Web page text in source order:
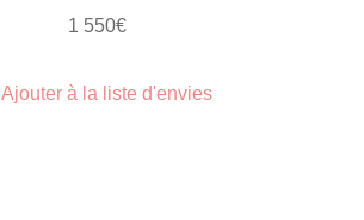
1 550€
Ajouter à la liste d'envies